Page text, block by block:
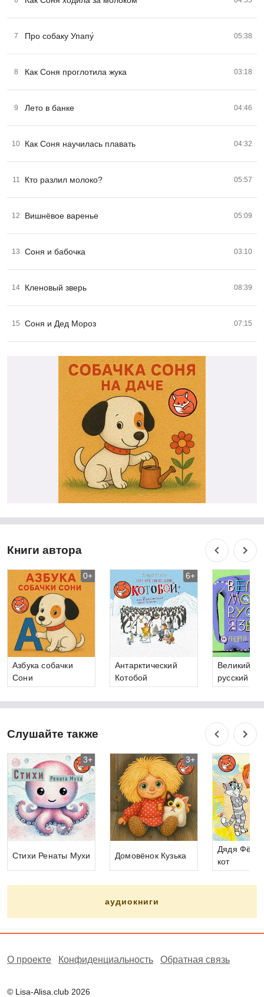
7 Про собаку Упапу́ 05:38
8 Как Соня проглотила жука 03:18
9 Лето в банке 04:46
10 Как Соня научилась плавать 04:32
11 Кто разлил молоко? 05:57
12 Вишнёвое варенье 05:09
13 Соня и бабочка 03:10
14 Кленовый зверь 08:39
15 Соня и Дед Мороз 07:15
Книги автора
Азбука собачки
Сони
0+
Антарктический
Котобой
6+
Великий
русский
Слушайте также
Стихи Ренаты Мухи
3+
Домовёнок Кузька
3+
Дядя
кот
аудиокниги
О проекте Конфиденциальность Обратная связь
© Lisa-Alisa.club 2026